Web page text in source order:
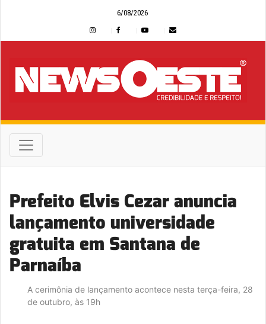
6/08/2026
Prefeito Elvis Cezar anuncia
lançamento universidade
gratuita em Santana de
Parnaíba
A cerimônia de lançamento acontece nesta terça-feira, 28
de outubro, às 19h